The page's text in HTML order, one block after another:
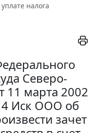
налога
Северо-
11 марта 2002
Иск ООО об
зачет